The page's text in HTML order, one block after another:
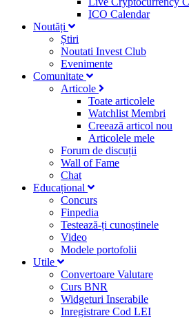
ICO Calendar
Noutăți
Știri
Noutati Invest Club
Evenimente
Comunitate
Articole
Toate articolele
Watchlist Membri
Creează articol nou
Articolele mele
Forum de discuții
Wall of Fame
Chat
Educațional
Concurs
Finpedia
Testează-ți cunoștinele
Video
Modele portofolii
Utile
Convertoare Valutare
Curs BNR
Widgeturi Inserabile
Inregistrare Cod LEI